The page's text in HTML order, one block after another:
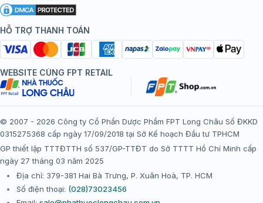
Chính sách bảo mật
Chính sách bảo mật dữ liệu cá nhân
Chính sách thanh toán
Chính sách đổi trả gói, mũi tiêm tại trung tâm tiêm chủng
FPT Long Châu
Thể lệ chương trình “Tích điểm nhận đặc quyền”
Đội ngũ bác sĩ, chuyên gia
Hệ thống trung tâm tiêm chủng
Tôi nên tiêm gì?
Tiêm chủng đi nước ngoài
HỖ TRỢ THANH TOÁN
WEBSITE CÙNG FPT RETAIL
© 2007 - 2026 Công ty Cổ Phần Dược Phẩm FPT Long Châu Số ĐKKD
0315275368 cấp ngày 17/09/2018 tại Sở Kế hoạch Đầu tư TPHCM
GP thiết lập TTTĐTTH số 537/GP-TTĐT do Sở TTTT Hồ Chí Minh cấp
ngày 27 tháng 03 năm 2025
Địa chỉ: 379-381 Hai Bà Trưng, P. Xuân Hoà, TP. HCM
Số điện thoại: (028)73023456